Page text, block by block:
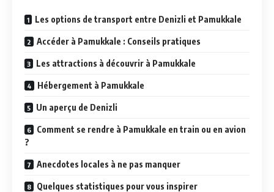
Les options de transport entre Denizli et Pamukkale
Accéder à Pamukkale : Conseils pratiques
Les attractions à découvrir à Pamukkale
Hébergement à Pamukkale
Un aperçu de Denizli
Comment se rendre à Pamukkale en train ou en avion
?
Anecdotes locales à ne pas manquer
Quelques statistiques pour vous inspirer